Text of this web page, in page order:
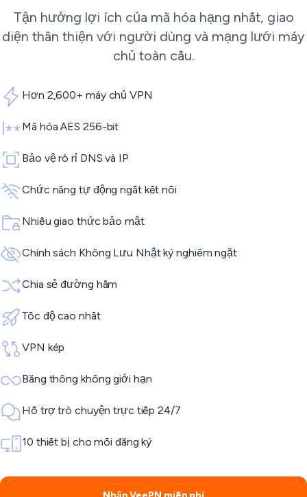
Tận hưởng lợi ích của mã hóa hạng nhất, giao
diện thân thiện với người dùng và mạng lưới máy
chủ toàn cầu.
Hơn 2,600+ máy chủ VPN
Mã hóa AES 256-bit
Bảo vệ rò rỉ DNS và IP
Chức năng tự động ngắt kết nối
Nhiều giao thức bảo mật
Chính sách Không Lưu Nhật ký nghiêm ngặt
Chia sẻ đường hầm
Tốc độ cao nhất
VPN kép
Băng thông không giới hạn
Hỗ trợ trò chuyện trực tiếp 24/7
10 thiết bị cho mỗi đăng ký